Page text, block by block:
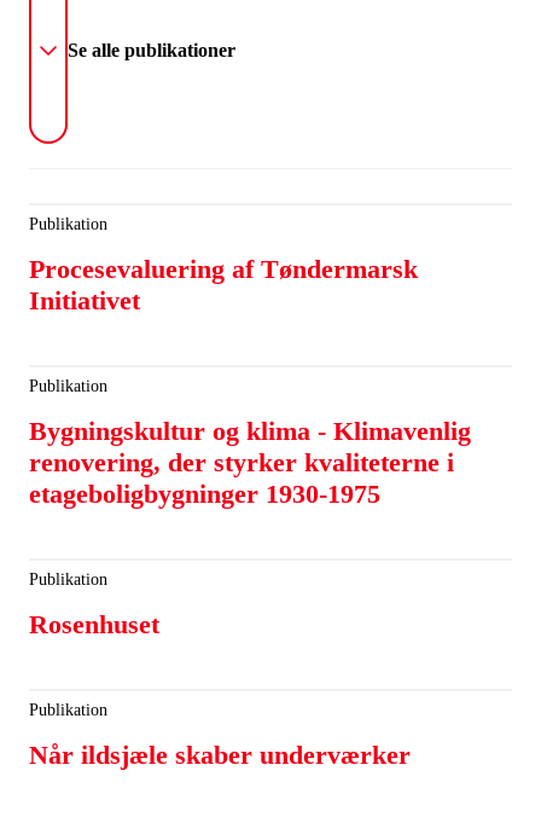
Se alle publikationer
Publikation
Procesevaluering af Tøndermarsk
Initiativet
Publikation
Bygningskultur og klima - Klimavenlig
renovering, der styrker kvaliteterne i
etageboligbygninger 1930-1975
Publikation
Rosenhuset
Publikation
Når ildsjæle skaber underværker